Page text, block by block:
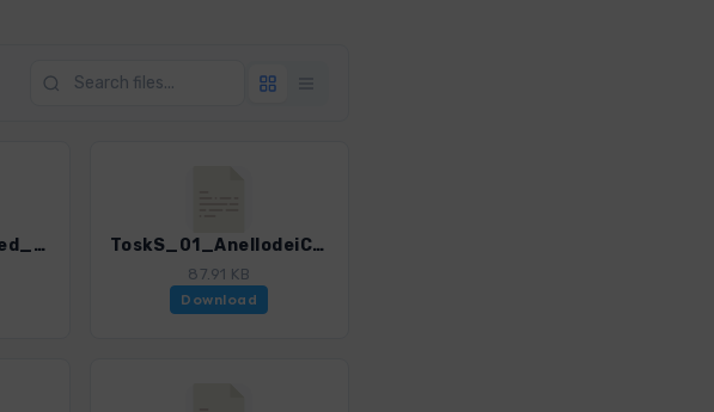
GPS_Toskana_Sued_Hinweise.pdf ToskS_01_AnellodeiCastelli.gpx
87.91 KB
Download